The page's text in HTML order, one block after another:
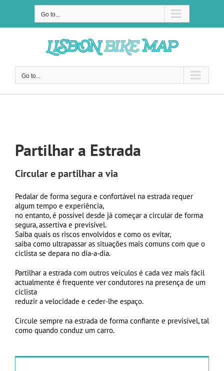
Go to...
Go to...
Partilhar a Estrada
Circular e partilhar a via
Pedalar de forma segura e confortável na estrada requer
algum tempo e experiência,
no entanto, é possível desde já começar a circular de forma
segura, assertiva e previsível.
Saiba quais os riscos envolvidos e como os evitar,
saiba como ultrapassar as situações mais comuns com que o
ciclista se depara no dia-a-dia.
Partilhar a estrada com outros veículos é cada vez mais fácil
actualmente é frequente ver condutores na presença de um
ciclista
reduzir a velocidade e ceder-lhe espaço.
Circule sempre na estrada de forma confiante e previsível, tal
como quando conduz um carro.